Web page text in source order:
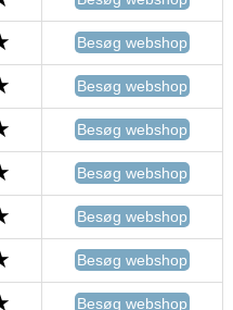
Besøg webshop
Besøg webshop
Besøg webshop
Besøg webshop
Besøg webshop
Besøg webshop
Besøg webshop